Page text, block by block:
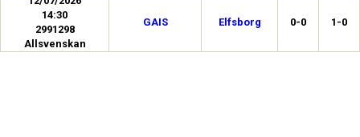
14:30
2991298
Allsvenskan
GAIS Elfsborg 0-0 1-0